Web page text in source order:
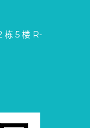
栋 5 楼 R-